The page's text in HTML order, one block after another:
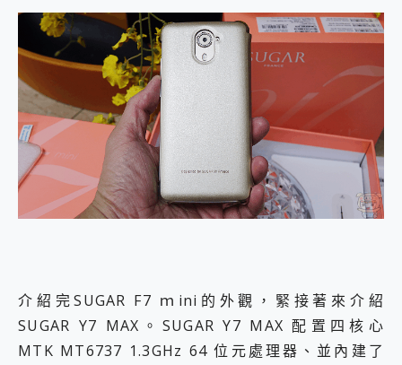
介紹完SUGAR F7 ｍini的外觀，緊接著來介紹
SUGAR Y7 MAX。SUGAR Y7 MAX 配置四核心
MTK MT6737 1.3GHz 64 位元處理器、並內建了